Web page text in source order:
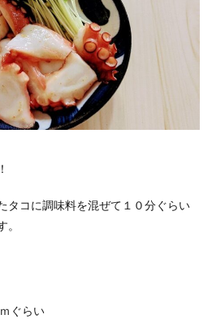
タコに調味料を混ぜて１０分ぐらい
ぐらい